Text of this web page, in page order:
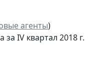
агенты)
IV квартал 2018 г.